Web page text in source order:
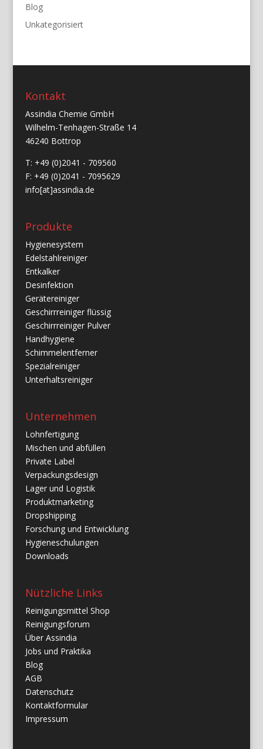
Blog
Unkategorisiert
Kontakt
Assindia Chemie GmbH
Wilhelm-Tenhagen-Straße 14
46240 Bottrop
T: +49 (0)2041 - 709560
F: +49 (0)2041 - 7095629
info[at]assindia.de
Produkte
Hygienesystem
Edelstahlreiniger
Entkalker
Desinfektion
Gerätereiniger
Geschirrreiniger flüssig
Geschirrreiniger Pulver
Handhygiene
Schimmelentferner
Spezialreiniger
Unterhaltsreiniger
Unternehmen
Lohnfertigung
Mischen und abfüllen
Private Label
Verpackungsdesign
Lager und Logistik
Produktmarketing
Dropshipping
Forschung und Entwicklung
Hygieneschulungen
Downloads
Nützliche Links
Reinigungsmittel Shop
Reinigungsforum
Über Assindia
Jobs und Praktika
Blog
AGB
Datenschutz
Kontaktformular
Impressum